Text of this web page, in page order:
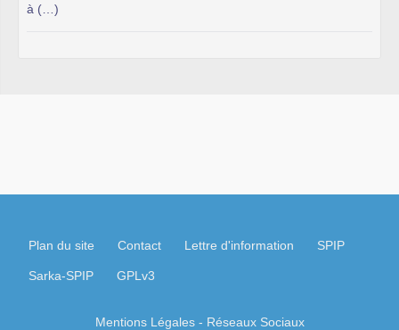
à (…)
Plan du site Contact Lettre d'information SPIP
Sarka-SPIP GPLv3
Mentions Légales- Réseaux Sociaux